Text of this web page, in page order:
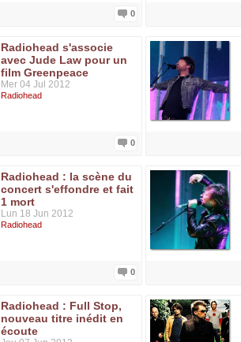
0
Radiohead s'associe
avec Jude Law pour un
film Greenpeace
Mer 04 Jul 2012
Radiohead
0
Radiohead : la scène du
concert s'effondre et fait
1 mort
Lun 18 Jun 2012
Radiohead
0
Radiohead : Full Stop,
nouveau titre inédit en
écoute